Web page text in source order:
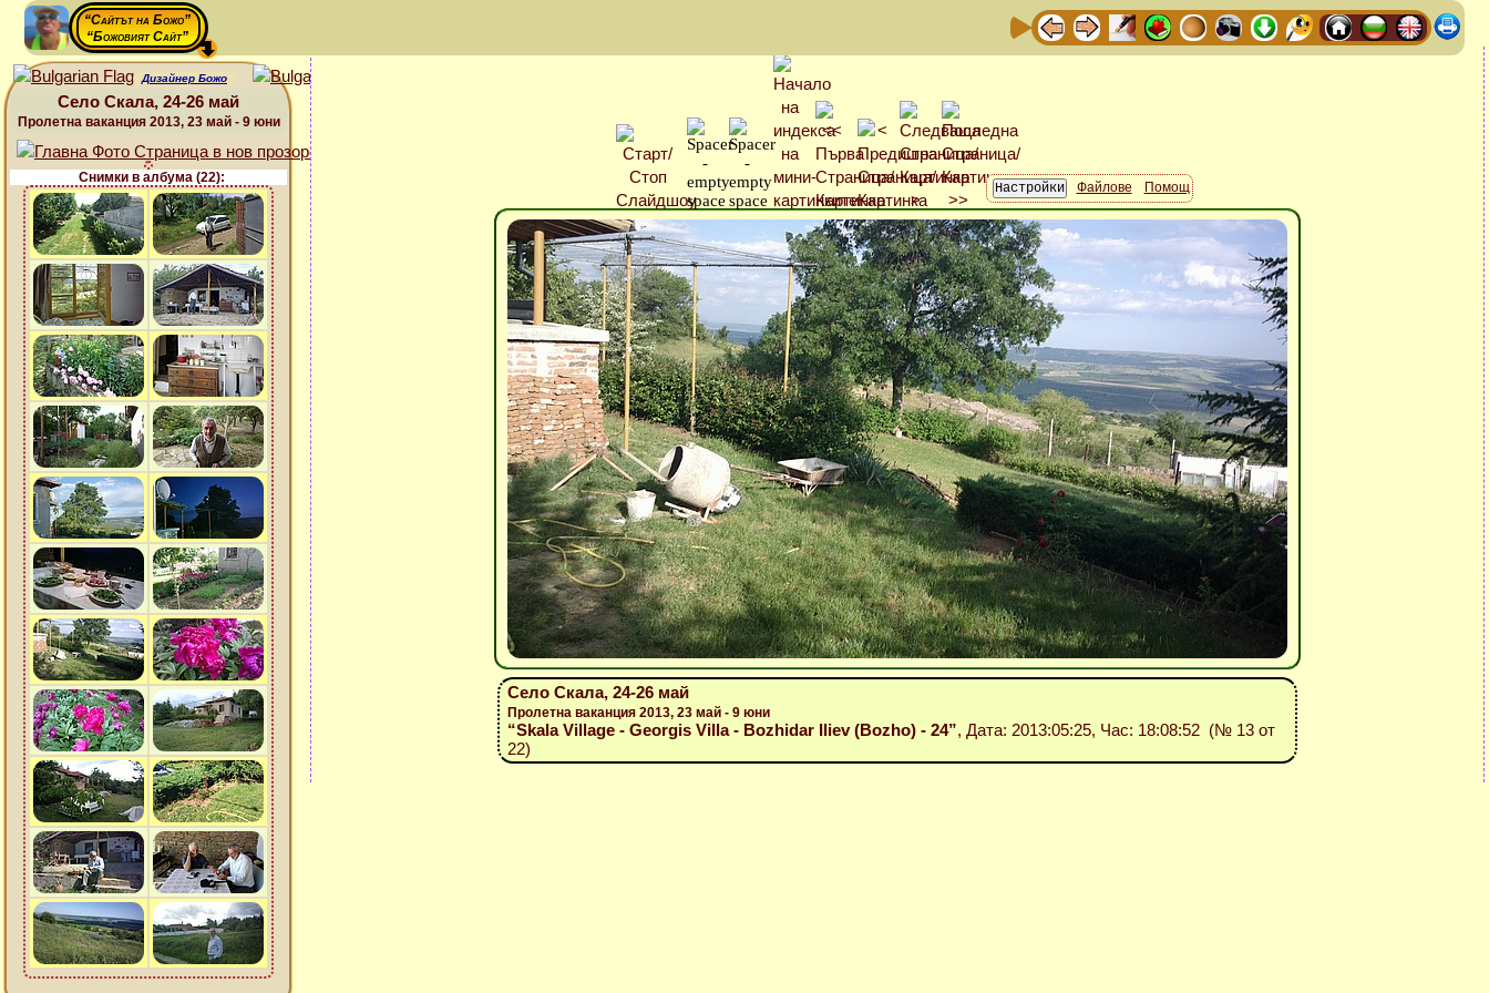
“Сайтът на Божо”
“Божовият Сайт”
Дизайнер Божо
Село Скала, 24-26 май
Пролетна ваканция 2013, 23 май - 9 юни
Снимки в албума (22):
Файлове Помощ
Село Скала, 24-26 май
Пролетна ваканция 2013, 23 май - 9 юни
“Skala Village - Georgis Villa - Bozhidar Iliev (Bozho) - 24”, Дата: 2013:05:25, Час: 18:08:52 (№ 13 от
22)